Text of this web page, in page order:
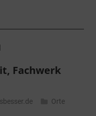
Fachwerk
Orte